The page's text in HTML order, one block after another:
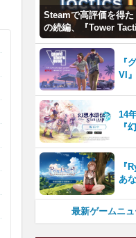
Steamで高評価を得
の続編、『Tower
に早期アクセス開始
『
VI
14
『
『
あ
テ
最新ゲームニ